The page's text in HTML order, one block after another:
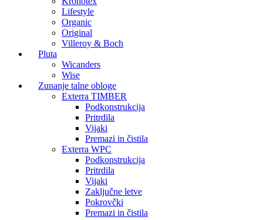
Lifestyle
Organic
Original
Villeroy & Boch
Pluta
Wicanders
Wise
Zunanje talne obloge
Exterra TIMBER
Podkonstrukcija
Pritrdila
Vijaki
Premazi in čistila
Exterra WPC
Podkonstrukcija
Pritrdila
Vijaki
Zaključne letve
Pokrovčki
Premazi in čistila